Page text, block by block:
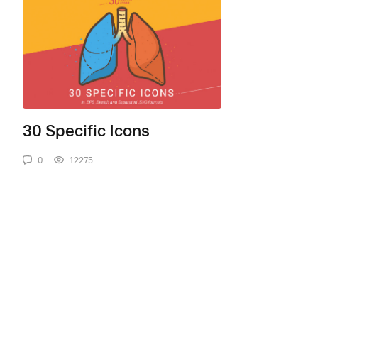
30 Specific Icons
0 12275